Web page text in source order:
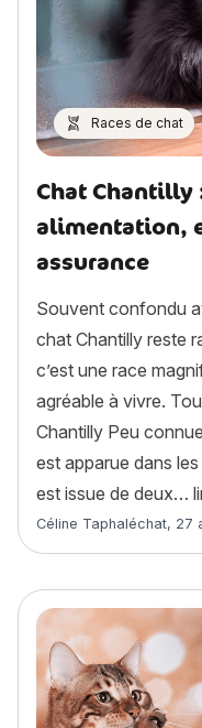
Races de chat
Chat Chantilly
alimentation,
assurance
Souvent confondu
chat Chantilly reste
c’est une race
agréable à vivre.
Chantilly Peu
est apparue dans
est issue de deux…
Article rédigé par
Céline Taphaléchat, 27